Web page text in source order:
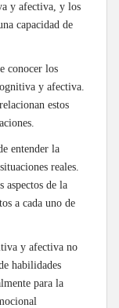
y afectiva, y los
capacidad de
conocer los
y afectiva.
estos
entender la
reales.
aspectos de la
a cada uno de
y afectiva no
habilidades
para la